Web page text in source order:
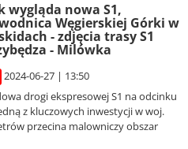
wygląda nowa S1,
Węgierskiej Górki w
- zdjęcia trasy S1
- Milówka
2024-06-27 | 13:50
drogi ekspresowej S1 na odcinku
z kluczowych inwestycji w woj.
przecina malowniczy obszar